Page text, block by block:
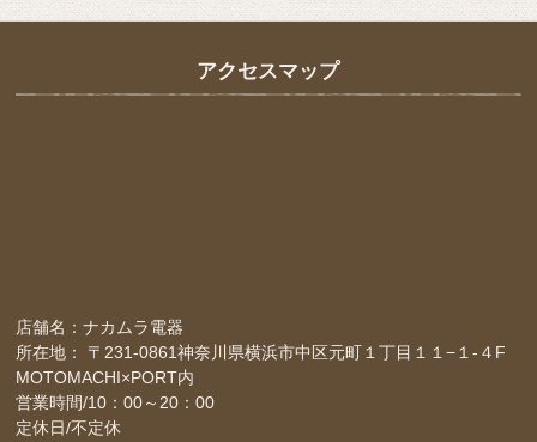
アクセスマップ
店舗名：ナカムラ電器
所在地： 〒231-0861神奈川県横浜市中区元町１丁目１１−１-４F
MOTOMACHI×PORT内
営業時間/10：00～20：00
定休日/不定休